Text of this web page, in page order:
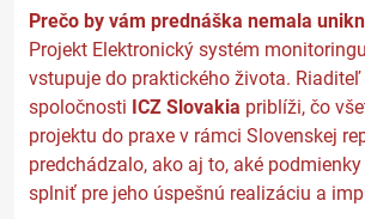
Prečo by vám prednáška nemala
Projekt Elektronický systém
vstupuje do praktického života.
spoločnosti ICZ Slovakia priblíži, čo
projektu do praxe v rámci Slovenskej
predchádzalo, ako aj to, aké
splniť pre jeho úspešnú realizáciu a